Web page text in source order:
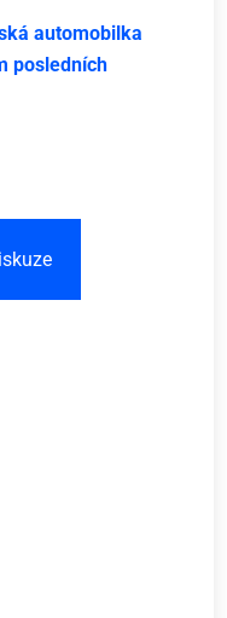
automobilka
posledních